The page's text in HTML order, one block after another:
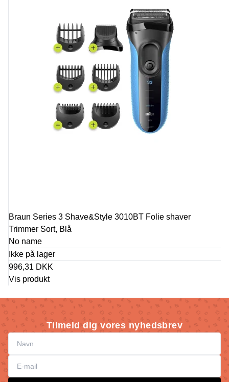
Braun Series 3 Shave&Style 3010BT Folie shaver
Trimmer Sort, Blå
No name
Ikke på lager
996,31 DKK
Vis produkt
Tilmeld dig vores nyhedsbrev